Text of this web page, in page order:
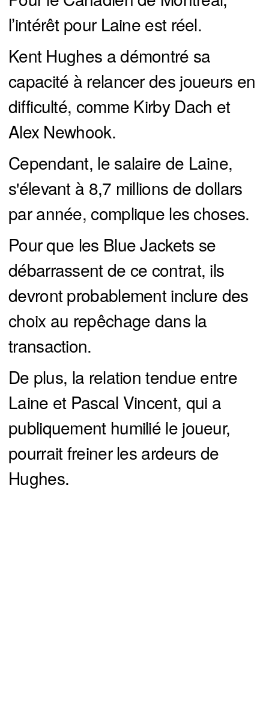
l’intérêt pour Laine est réel.
Kent Hughes a démontré sa
capacité à relancer des joueurs en
difficulté, comme Kirby Dach et
Alex Newhook.
Cependant, le salaire de Laine,
s'élevant à 8,7 millions de dollars
par année, complique les choses.
Pour que les Blue Jackets se
débarrassent de ce contrat, ils
devront probablement inclure des
choix au repêchage dans la
transaction.
De plus, la relation tendue entre
Laine et Pascal Vincent, qui a
publiquement humilié le joueur,
pourrait freiner les ardeurs de
Hughes.